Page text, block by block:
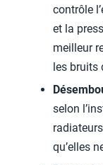
contrôle
et la
meilleur
les bruits
selon
qu’elles